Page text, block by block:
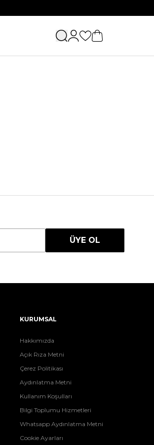
ÜYE OL
KURUMSAL
Hakkımızda
Açık Rıza Metni
Çerez Politikası
Aydınlatma Metni
Kullanım Koşulları
Bilgi Toplumu Hizmetleri
Whatsapp Aydınlatma Metni
Cookie Ayarları